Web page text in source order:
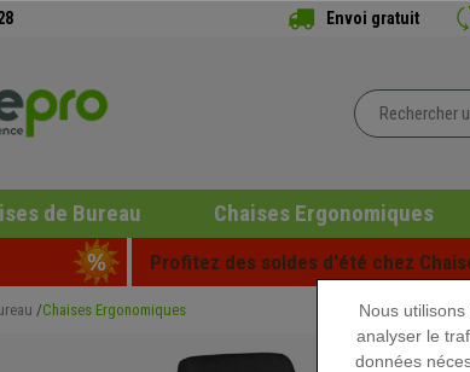
Envoi gratuit
de Bureau Chaises Ergonomiques
Profitez des soldes d'été chez
Chaises Ergonomiques
Nous
analyser le
données